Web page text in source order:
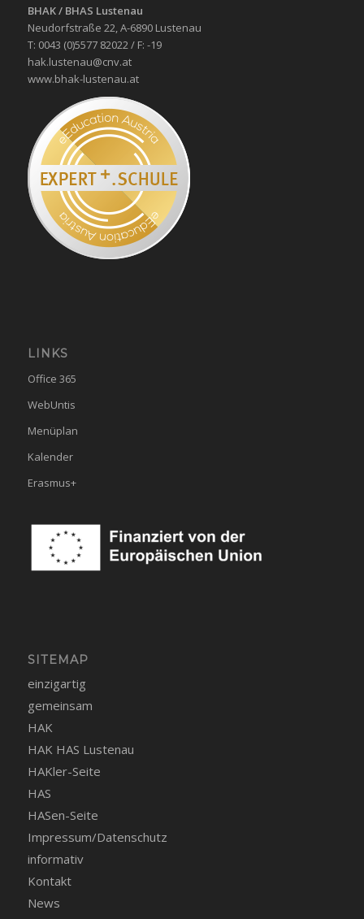
BHAK / BHAS Lustenau
Neudorfstraße 22, A-6890 Lustenau
T: 0043 (0)5577 82022 / F: -19
hak.lustenau@cnv.at
www.bhak-lustenau.at
LINKS
Office 365
WebUntis
Menüplan
Kalender
Erasmus+
SITEMAP
einzigartig
gemeinsam
HAK
HAK HAS Lustenau
HAKler-Seite
HAS
HASen-Seite
Impressum/Datenschutz
informativ
Kontakt
News